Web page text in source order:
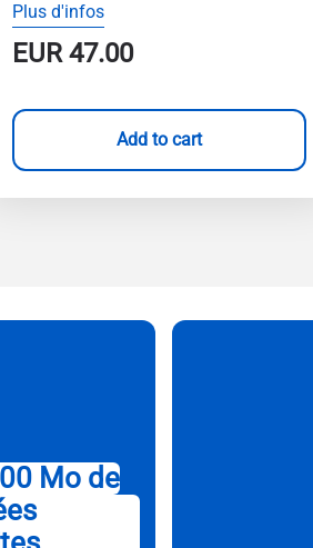
Plus d'infos
EUR47.00
Add to cart
Mo de